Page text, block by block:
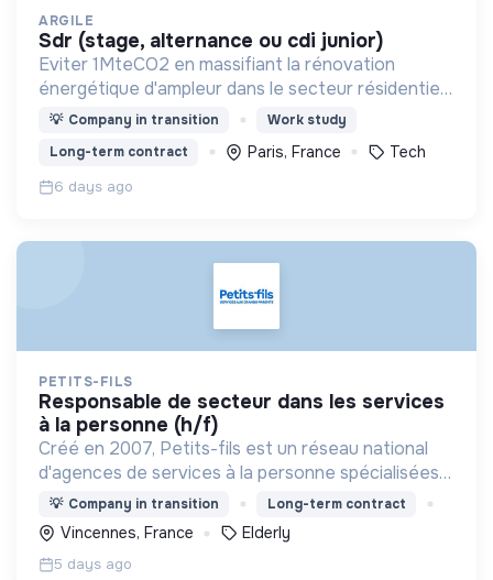
ARGILE
sdr (stage, alternance ou cdi junior)
Eviter 1MteCO2 en massifiant la rénovation
énergétique d'ampleur dans le secteur résidentiel,
grâce à l'IA
💡 Company in transition
Work study
Long-term contract
Paris, France Tech
6 days ago
PETITS-FILS
responsable de secteur dans les services
à la personne (h/f)
Créé en 2007, Petits-fils est un réseau national
d'agences de services à la personne spécialisées
dans l'aide à domicile pour les personnes âgées.
💡 Company in transition Long-term contract
Vincennes, France Elderly
5 days ago